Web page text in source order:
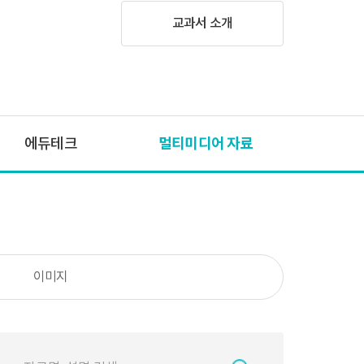
교과서 소개
에듀테크 멀티미디어 자료
이미지